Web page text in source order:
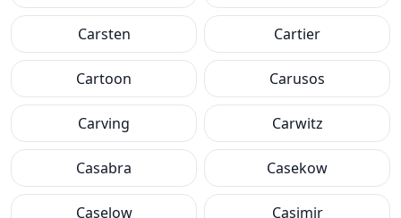
Carsten Cartier
Cartoon Carusos
Carving Carwitz
Casabra Casekow
Caselow Casimir